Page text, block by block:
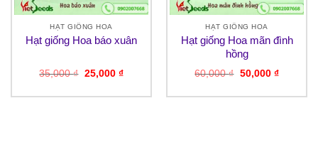
HẠT GIỐNG HOA
Hạt giống Hoa báo xuân
35,000₫ Giá
gốc
35,000 ₫.
25,000 ₫Giá
là:
HẠT GIỐNG HOA
Hạt giống Hoa mãn đình
hồng
60,000₫ Giá
gốc
60,000 ₫.
50,000 ₫Giá
là: